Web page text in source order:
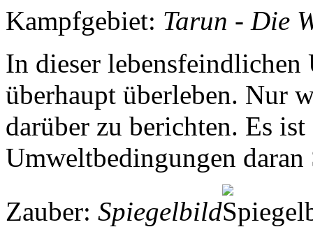
Kampfgebiet: Tarun - Die
In dieser
überhaupt überleben. Nur
darüber zu berichten. Es
Umweltbedingungen
Zauber: Spiegelbild